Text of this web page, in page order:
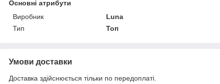
Основні атрибути
Виробник
Luna
Тип
Топ
Умови доставки
Доставка здійснюється тільки по передоплаті.